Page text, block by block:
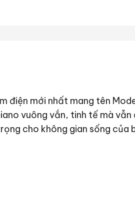
điện mới nhất mang tên
vuông vắn, tinh tế mà
cho không gian sống của